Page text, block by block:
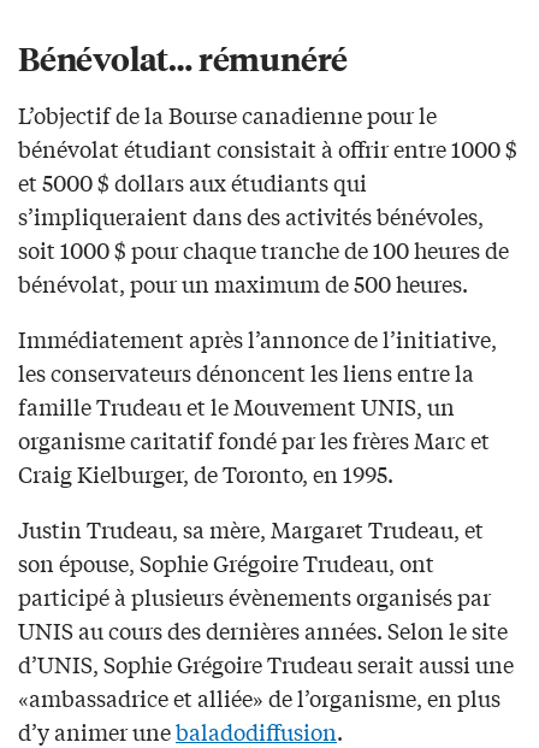
Bénévolat… rémunéré
L’objectif de la Bourse canadienne pour le
bénévolat étudiant consistait à offrir entre 1000 $
et 5000 $ dollars aux étudiants qui
s’impliqueraient dans des activités bénévoles,
soit 1000 $ pour chaque tranche de 100 heures de
bénévolat, pour un maximum de 500 heures.
Immédiatement après l’annonce de l’initiative,
les conservateurs dénoncent les liens entre la
famille Trudeau et le Mouvement UNIS, un
organisme caritatif fondé par les frères Marc et
Craig Kielburger, de Toronto, en 1995.
Justin Trudeau, sa mère, Margaret Trudeau, et
son épouse, Sophie Grégoire Trudeau, ont
participé à plusieurs évènements organisés par
UNIS au cours des dernières années. Selon le site
d’UNIS, Sophie Grégoire Trudeau serait aussi une
«ambassadrice et alliée» de l’organisme, en plus
d’y animer unebaladodiffusion.